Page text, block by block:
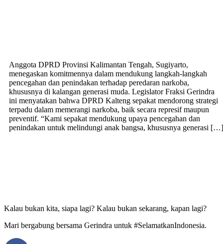
Anggota DPRD Provinsi Kalimantan Tengah, Sugiyarto,
menegaskan komitmennya dalam mendukung langkah-langkah
pencegahan dan penindakan terhadap peredaran narkoba,
khususnya di kalangan generasi muda. Legislator Fraksi Gerindra
ini menyatakan bahwa DPRD Kalteng sepakat mendorong strategi
terpadu dalam memerangi narkoba, baik secara represif maupun
preventif. “Kami sepakat mendukung upaya pencegahan dan
penindakan untuk melindungi anak bangsa, khususnya generasi […]
Kalau bukan kita, siapa lagi? Kalau bukan sekarang, kapan lagi?
Mari bergabung bersama Gerindra untuk #SelamatkanIndonesia.